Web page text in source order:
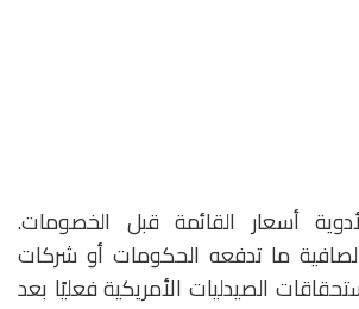
أسعار القائمة قبل الخصومات.
ما تدفعه الحكومات أو شركات
الصيدليات الأمريكية فعليًا بعد